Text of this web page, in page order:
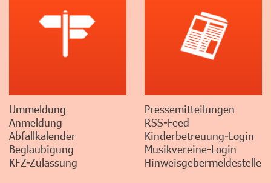
Ummeldung
Anmeldung
Abfallkalender
Beglaubigung
KFZ-Zulassung
Pressemitteilungen
RSS-Feed
Kinderbetreuung-Login
Musikvereine-Login
Hinweisgebermeldestelle